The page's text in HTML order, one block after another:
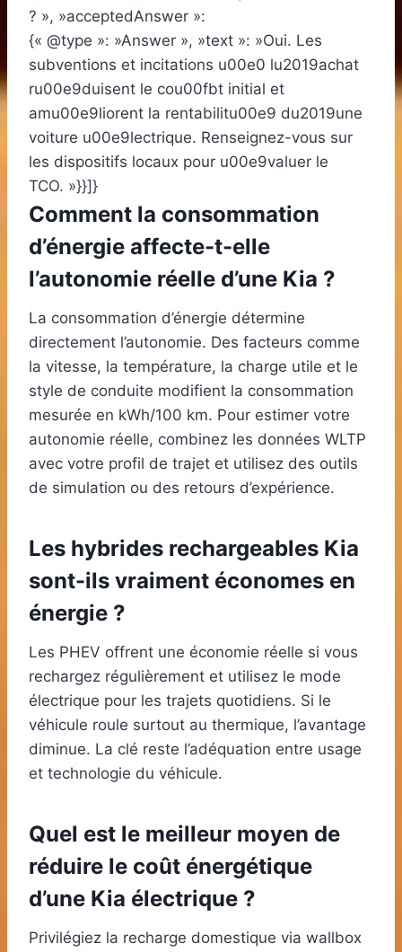
? », »acceptedAnswer »:
{« @type »: »Answer », »text »: »Oui. Les
subventions et incitations u00e0 lu2019achat
ru00e9duisent le cou00fbt initial et
amu00e9liorent la rentabilitu00e9 du2019une
voiture u00e9lectrique. Renseignez-vous sur
les dispositifs locaux pour u00e9valuer le
TCO. »}}]}
Comment la consommation
d’énergie affecte-t-elle
l’autonomie réelle d’une Kia ?
La consommation d’énergie détermine
directement l’autonomie. Des facteurs comme
la vitesse, la température, la charge utile et le
style de conduite modifient la consommation
mesurée en kWh/100 km. Pour estimer votre
autonomie réelle, combinez les données WLTP
avec votre profil de trajet et utilisez des outils
de simulation ou des retours d’expérience.
Les hybrides rechargeables Kia
sont-ils vraiment économes en
énergie ?
Les PHEV offrent une économie réelle si vous
rechargez régulièrement et utilisez le mode
électrique pour les trajets quotidiens. Si le
véhicule roule surtout au thermique, l’avantage
diminue. La clé reste l’adéquation entre usage
et technologie du véhicule.
Quel est le meilleur moyen de
réduire le coût énergétique
d’une Kia électrique ?
Privilégiez la recharge domestique via wallbox